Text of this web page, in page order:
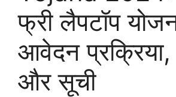
फ्री लैपटॉप
आवेदन प्रक्रिया,
और सूची